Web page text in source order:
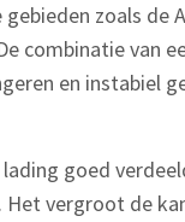
gebieden zoals de
combinatie van
en instabiel
goed
Het vergroot de